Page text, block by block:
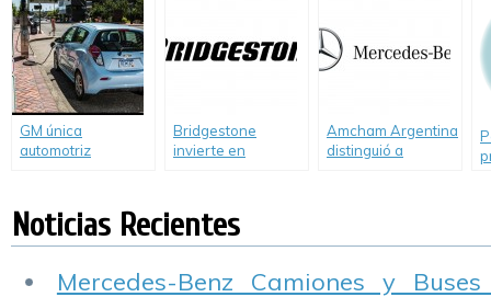
GM única
automotriz
Dow Jones de
Sustentabilidad
Bridgestone
invierte en
Amcham Argentina
distinguió a
Noticias Recientes
Mercedes-Benz Camiones y